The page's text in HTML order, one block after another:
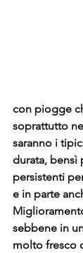
con piogge
soprattutto
saranno i
durata, bensì
persistenti
e in parte
sebbene in
molto fresco